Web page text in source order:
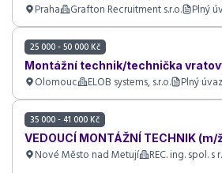
Praha Grafton Recruitment s.r.o. Plný
25 000 - 50 000 Kč
Montážní technik/technička
Olomouc ELOB systems, s.r.o. Plný
35 000 - 41 000 Kč
VEDOUCÍ MONTÁŽNÍ TECHNIK (m/
Nové Město nad Metují REC. ing. spol. s